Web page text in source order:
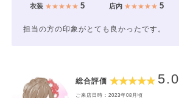
衣装★★★★★ 5 店内★★★★★ 5
担当の方の印象がとても良かったです。
総合評価 5.0
ご来店日時：2023年08月頃